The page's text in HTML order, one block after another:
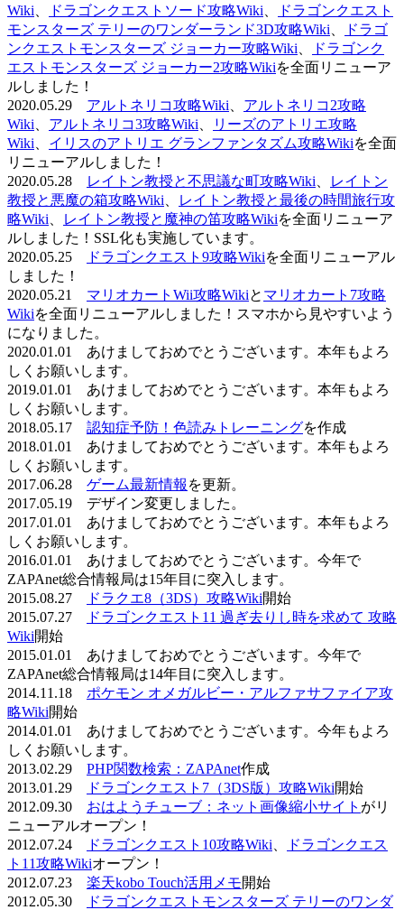
Wiki
ドラゴンクエストソード攻略Wiki
ドラゴンクエスト
モンスターズ テリーのワンダーランド3D攻略Wiki
ドラゴ
ンクエストモンスターズ ジョーカー攻略Wiki
ドラゴンク
エストモンスターズ ジョーカー2攻略Wikiを全面リニューア
ルしました！
2020.05.29 アルトネリコ攻略Wiki
アルトネリコ2攻略
Wiki
アルトネリコ3攻略Wiki
リーズのアトリエ攻略
Wiki
イリスのアトリエ グランファンタズム攻略Wikiを全面
リニューアルしました！
2020.05.28
レイトン教授と不思議な町攻略Wiki
レイトン
教授と悪魔の箱攻略Wiki
レイトン教授と最後の時間旅行攻
略Wiki
レイトン教授と魔神の笛攻略Wikiを全面リニューア
ルしました！SSL化も実施しています。
2020.05.25
ドラゴンクエスト9攻略Wikiを全面リニューアル
しました！
2020.05.21 マリオカートWii攻略Wikiと マリオカート7攻略
Wikiを全面リニューアルしました！スマホから見やすいよう
になりました。
2020.01.01 あけましておめでとうございます。本年もよろ
しくお願いします。
2019.01.01 あけましておめでとうございます。本年もよろ
しくお願いします。
2018.05.17 認知症予防！色読みトレーニングを作成
2018.01.01 あけましておめでとうございます。本年もよろ
しくお願いします。
2017.06.28 ゲーム最新情報 を更新。
2017.05.19 デザイン変更しました。
2017.01.01 あけましておめでとうございます。本年もよろ
しくお願いします。
2016.01.01 あけましておめでとうございます。今年で
ZAPAnet総合情報局は15年目に突入します。
2015.08.27
ドラクエ8（3DS）攻略Wiki開始
2015.07.27
ドラゴンクエスト11 過ぎ去りし時を求めて 攻略
Wiki開始
2015.01.01 あけましておめでとうございます。今年で
ZAPAnet総合情報局は14年目に突入します。
2014.11.18 ポケモン オメガルビー・アルファサファイア攻
略Wiki開始
2014.01.01 あけましておめでとうございます。今年もよろ
しくお願いします。
2013.02.29 PHP関数検索：ZAPAnet作成
2013.01.29
ドラゴンクエスト7（3DS版）攻略Wiki開始
2012.09.30 おはようチューブ：ネット画像縮小サイト がリ
ニューアルオープン！
2012.07.24
ドラゴンクエスト10攻略Wiki
ドラゴンクエス
ト11攻略Wikiオープン！
2012.07.23 楽天kobo Touch活用メモ開始
2012.05.30
ドラゴンクエストモンスターズ テリーのワンダ